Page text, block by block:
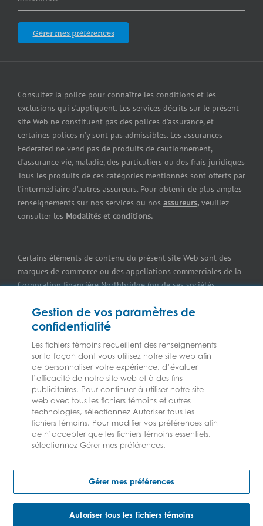
Assurance responsabilité en cas de pollution
À propos des Assurances Federated
Qui sommes-nous?
Communiquer avec nous
Insurers
Centre de presse
Nous joindre
Assurance pour concessionnaires d’équipement
Assurance pour épiceries
Assurance pour fabricants
Assurance pour grossistes et détaillants
Assurance pour marchands de combustibles
Assurance pour marchands de pneus
Assurance pour reparateurs d’automobiles
Assurance pour professionnels et services de santé
Assurance pour les brasseries
Assurance pour réparateurs d’automobiles
Assurance pour les imprimeries commerciales
Assurance des immeubles commerciaux
Assurance pour entrepreneurs
Assurance pour les concessionnaires d’équipement
Calgary
Québec City
Blogue
Gérer mes préférences
Consultez la police pour connaître les conditions et les
exclusions qui s’appliquent. Les services décrits sur le présent
site Web ne constituent pas des polices d’assurance, et
certaines polices n’y sont pas admissibles. Les assurances
Federated ne vend pas de produits de cautionnement,
d’assurance vie, maladie, des particuliers ou des frais juridiques
Tous les produits de ces catégories mentionnés sont offerts par
l’intermédiaire d’autres assureurs. Pour obtenir de plus amples
renseignements sur nos services ou nos assureurs,veuillez
consulter les Modalités et conditions.
Certains éléments de contenu du présent site Web sont des
marques de commerce ou des appellations commerciales de la
Corporation financière Northbridge (ou de ses sociétés
permission de Northbridge. Pour en savoir plus, veuillez
consulter les renseignements sur les
Les assurances FederatedetFederatedsont des marques de
commerce déposées de la Federated Mutual Insurance
Company utilisées sous licence.
2023 © Les assurances Federated | Tous droits réservés
Gestion de vos paramètres de
confidentialité
Les fichiers témoins recueillent des renseignements
sur la façon dont vous utilisez notre site web afin
de personnaliser votre expérience, d’évaluer
l’efficacité de notre site web et à des fins
publicitaires. Pour continuer à utiliser notre site
web avec tous les fichiers témoins et autres
technologies, sélectionnez Autoriser tous les
fichiers témoins. Pour modifier vos préférences afin
de n’accepter que les fichiers témoins essentiels,
sélectionnez Gérer mes préférences.
Gérer mes préférences
Autoriser tous les fichiers témoins